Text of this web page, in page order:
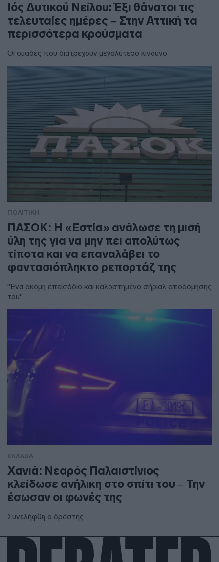
Ιός Δυτικού Νείλου: Έξι θάνατοι τις
τελευταίες ημέρες – Στην Αττική τα
περισσότερα κρούσματα
Οι ομάδες που διατρέχουν μεγαλύτερο κίνδυνο
ΠΟΛΙΤΙΚΗ
ΠΑΣΟΚ: Η «Εστία» ανάλωσε τη μισή
ύλη της για να μην πει απολύτως
τίποτα και να επαναλάβει το
φαντασιόπληκτο ρεπορτάζ της
"Ένα ακόμη επεισόδιο και καλοστημένο σήριαλ αποδόμησης
του"
ΕΛΛΑΔΑ
Χανιά: Νεαρός Παλαιστίνιος
κλείδωσε ανήλικη στο σπίτι του – Την
έσωσαν οι φωνές της
Συνελήφθη ο δράστης